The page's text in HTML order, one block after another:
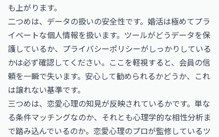
も上がります。
二つめは、データの扱いの安全性です。婚活は極めてプラ
イベートな個人情報を扱います。ツールがどうデータを保
護しているか、プライバシーポリシーがしっかりしている
かは必ず確認してください。ここを軽視すると、会員の信
頼を一瞬で失います。安心して勧められるかどうか、これ
は譲れない基準です。
三つめは、恋愛心理の知見が反映されているかです。単な
る条件マッチングなのか、それとも心理学的な相性分析ま
で踏み込んでいるのか。恋愛心理のプロが監修しているツ